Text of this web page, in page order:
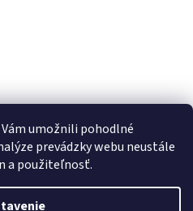
umožnili pohodlné
prevádzky webu neustále
a použiteľnosť.